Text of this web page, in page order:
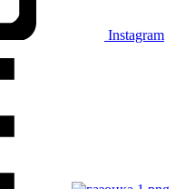
Instagram